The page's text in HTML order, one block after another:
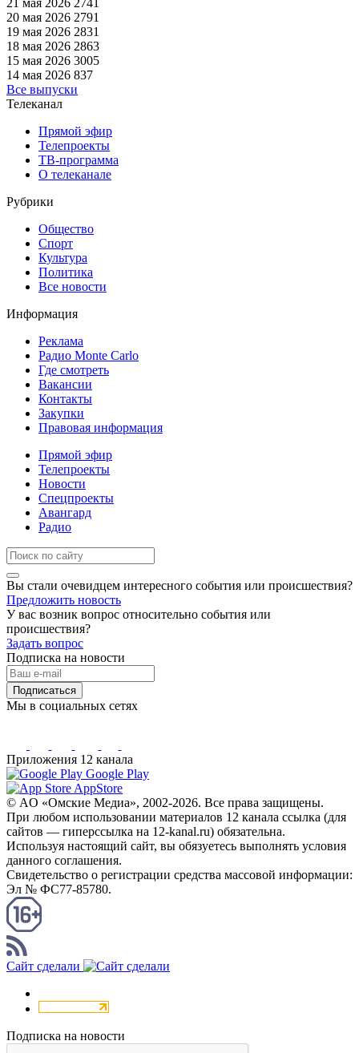
20 мая 2026 2791
19 мая 2026 2831
18 мая 2026 2863
15 мая 2026 3005
14 мая 2026 837
Все выпуски
Телеканал
Прямой эфир
Телепроекты
ТВ-программа
О телеканале
Рубрики
Общество
Спорт
Культура
Политика
Все новости
Информация
Реклама
Радио Monte Carlo
Где смотреть
Вакансии
Контакты
Закупки
Правовая информация
Прямой эфир
Телепроекты
Новости
Спецпроекты
Авангард
Радио
Вы стали очевидцем интересного события или происшествия?
Предложить новость
У вас возник вопрос относительно события или
происшествия?
Задать вопрос
Подписка на новости
Подписаться
Мы в социальных сетях
Приложения 12 канала
Google Play
AppStore
© AO «Омские Медиа», 2002-2026. Все права защищены.
При любом использовании материалов 12 канала ссылка (для
сайтов — гиперссылка на 12-kanal.ru) обязательна.
Используя настоящий сайт, вы обязуетесь выполнять условия
данного соглашения.
Свидетельство о регистрации средства массовой информации:
Эл № ФС77-85780.
Сайт сделали
Подписка на новости